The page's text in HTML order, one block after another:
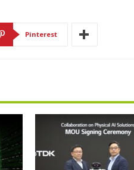
Pinterest